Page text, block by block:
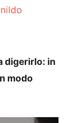
digerirlo: in
modo